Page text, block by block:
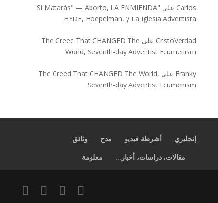
Carlos على "Sí Matarás" — Aborto, LA ENMIENDA
HYDE, Hoepelman, y La Iglesia Adventista
CristoVerdad على The Creed That CHANGED The
World, Seventh-day Adventist Ecumenism
Franky على The Creed That CHANGED The World,
Seventh-day Adventist Ecumenism
إنجليزي أشرطة فيديو مدح
وثائق
مقالات، دراسات، أخبار...
معلومة